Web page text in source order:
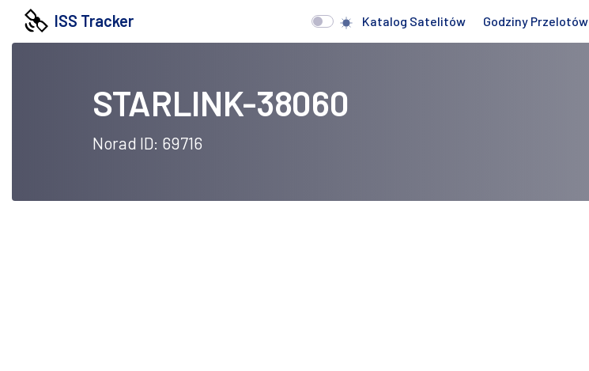
ISS Tracker Katalog Satelitów Godziny Przelotów
STARLINK-38060
Norad ID: 69716